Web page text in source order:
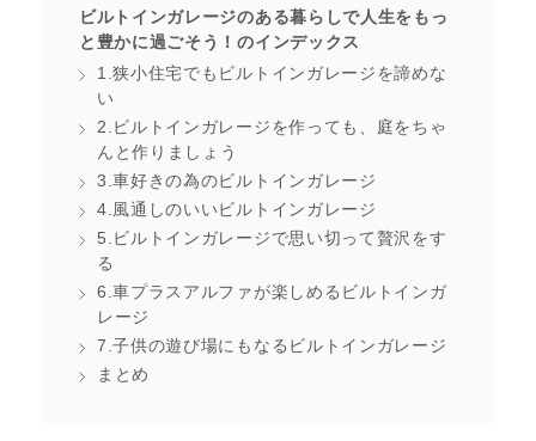
ビルトインガレージのある暮らしで人生をもっ
と豊かに過ごそう！のインデックス
1.狭小住宅でもビルトインガレージを諦めな
い
2.ビルトインガレージを作っても、庭をちゃ
んと作りましょう
3.車好きの為のビルトインガレージ
4.風通しのいいビルトインガレージ
5.ビルトインガレージで思い切って贅沢をす
る
6.車プラスアルファが楽しめるビルトインガ
レージ
7.子供の遊び場にもなるビルトインガレージ
まとめ